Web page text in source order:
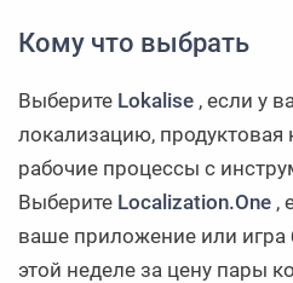
Кому что выбрать
Выберите Lokalise , если у
локализацию, продуктовая
рабочие процессы с
Выберите Localization.One ,
ваше приложение или
этой неделе за цену пары